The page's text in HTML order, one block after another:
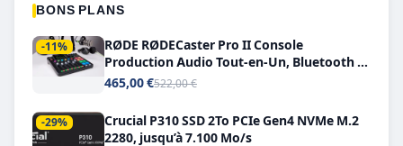
BONS PLANS
-11%
RØDE RØDECaster Pro II Console
Production Audio Tout-en-Un, Bluetooth et
Double USB-C
465,00 €522,00 €
-29%
Crucial P310 SSD 2To PCIe Gen4 NVMe M.2
2280, jusqu’à 7.100 Mo/s